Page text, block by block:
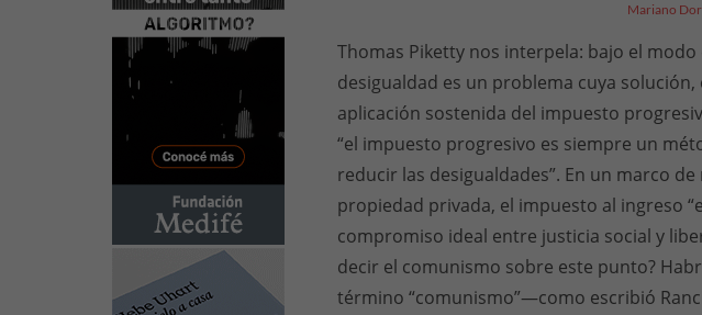
Mariano
Thomas Piketty nos interpela: bajo el
desigualdad es un problema cuya
aplicación sostenida del impuesto
“el impuesto progresivo es siempre un
reducir las desigualdades”. En un marco
propiedad privada, el impuesto al ingreso
compromiso ideal entre justicia social y
decir el comunismo sobre este punto?
término “comunismo”—como escribió